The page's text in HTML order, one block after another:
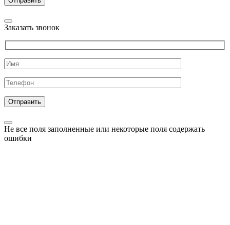
Заказать звонок
Не все поля заполненные или некоторые поля содержать
ошибки